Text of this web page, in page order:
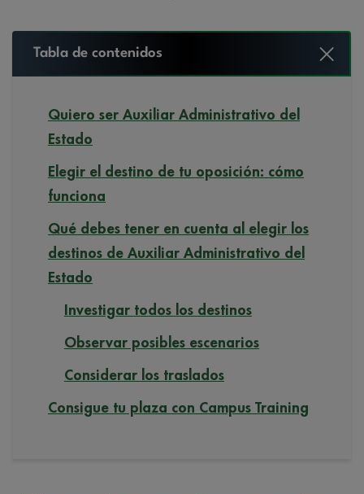
Tabla de contenidos
Quiero ser Auxiliar Administrativo del
Estado
Elegir el destino de tu oposición: cómo
funciona
Qué debes tener en cuenta al elegir los
destinos de Auxiliar Administrativo del
Estado
Investigar todos los destinos
Observar posibles escenarios
Considerar los traslados
Consigue tu plaza con Campus Training